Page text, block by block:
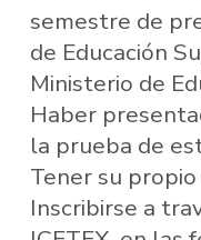
semestre de
de Educación
Ministerio de
Haber
la prueba de
Tener su
Inscribirse a